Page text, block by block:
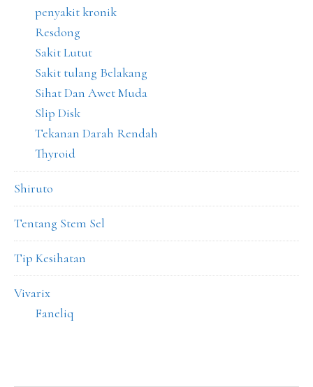
penyakit kronik
Resdong
Sakit Lutut
Sakit tulang Belakang
Sihat Dan Awet Muda
Slip Disk
Tekanan Darah Rendah
Thyroid
Shiruto
Tentang Stem Sel
Tip Kesihatan
Vivarix
Faneliq